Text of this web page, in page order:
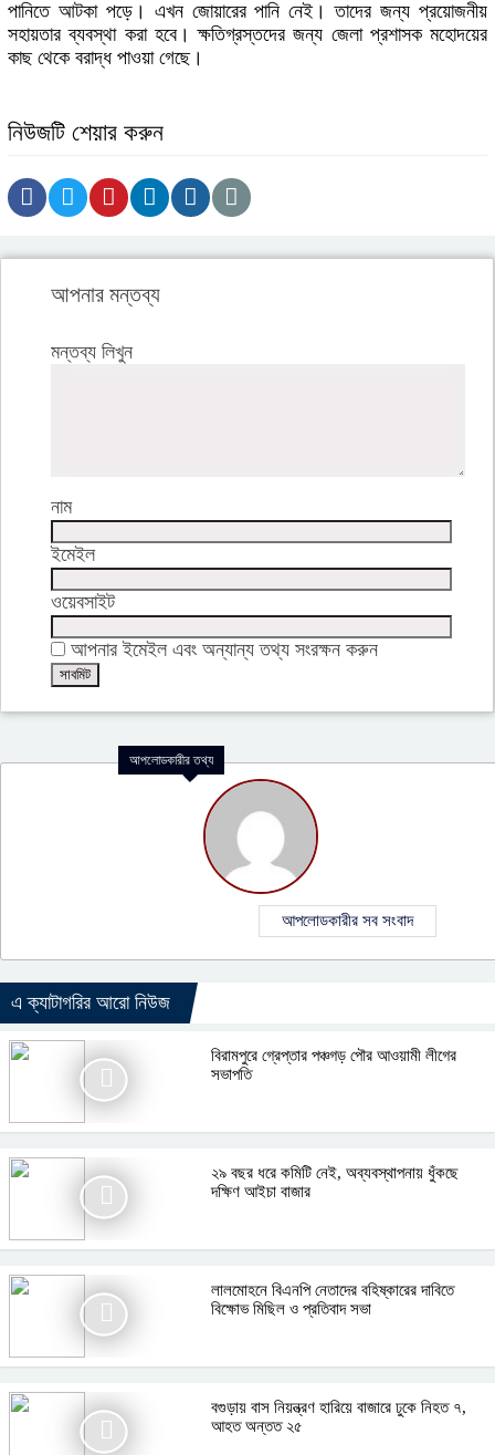
পানিতে আটকা পড়ে। এখন জোয়ারের পানি নেই। তাদের জন্য প্রয়োজনীয়
সহায়তার ব্যবস্থা করা হবে। ক্ষতিগ্রস্তদের জন্য জেলা প্রশাসক মহোদয়ের
কাছ থেকে বরাদ্ধ পাওয়া গেছে।
নিউজটি শেয়ার করুন
আপনার মন্তব্য
মন্তব্য লিখুন
নাম
ইমেইল
ওয়েবসাইট
আপনার ইমেইল এবং অন্যান্য তথ্য সংরক্ষন করুন
আপলোডকারীর তথ্য
আপলোডকারীর সব সংবাদ
এ ক্যাটাগরির আরো নিউজ
বিরামপুরে গ্রেপ্তার পঞ্চগড় পৌর আওয়ামী লীগের
সভাপতি
২৯ বছর ধরে কমিটি নেই, অব্যবস্থাপনায় ধুঁকছে
দক্ষিণ আইচা বাজার
লালমোহনে বিএনপি নেতাদের বহিষ্কারের দাবিতে
বিক্ষোভ মিছিল ও প্রতিবাদ সভা
বগুড়ায় বাস নিয়ন্ত্রণ হারিয়ে বাজারে ঢুকে নিহত ৭,
আহত অন্তত ২৫